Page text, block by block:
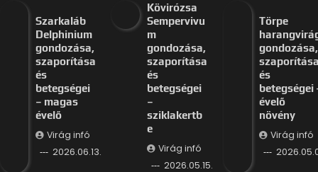
Szarkaláb
Delphinium
gondozása,
szaporítása
és
betegségei
– magas
évelő
Virág infó
2026.06.13.
Kövirózsa
Sempervivu
m
gondozása,
szaporítása
és
betegségei
–
sziklakertb
e
Virág infó
2026.05.15.
Törpe
gondozása,
és
betegségei
évelő
növény
Virág infó